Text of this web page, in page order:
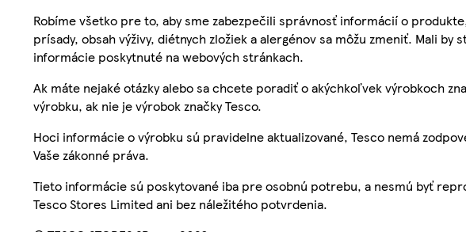
Robíme všetko pre to, aby sme zabezpečili správnosť informácií o
prísady, obsah výživy, diétnych zložiek a alergénov sa môžu zmeniť. Mali
informácie poskytnuté na webových stránkach.
Ak máte nejaké otázky alebo sa chcete poradiť o akýchkoľvek výrobkoch
výrobku, ak nie je výrobok značky Tesco.
Hoci informácie o výrobku sú pravidelne aktualizované, Tesco nemá
Vaše zákonné práva.
Tieto informácie sú poskytované iba pre osobnú potrebu, a nesmú byť
Tesco Stores Limited ani bez náležitého potvrdenia.